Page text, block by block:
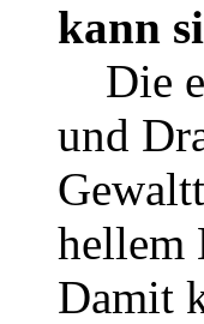
kann
Die
und
hellem
Damit